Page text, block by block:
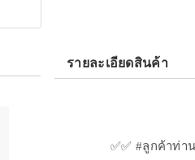
รายละเอียดสินค้า
✅✅ #ลูกค้าท่า